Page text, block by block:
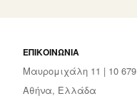
ΕΠΙΚΟΙΝΩΝΊΑ
Μαυρομιχάλη 11 | 10 679
Αθήνα, Ελλάδα